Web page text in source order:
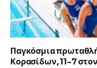
Παγκόσμια
Κορασίδων, 11-7